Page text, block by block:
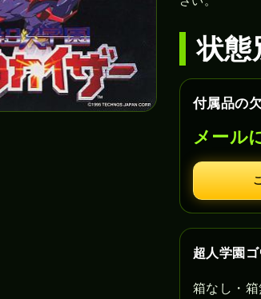
状態
付属品の
メール
超人学園
箱なし・